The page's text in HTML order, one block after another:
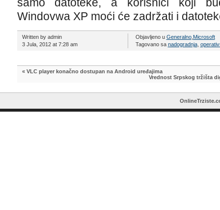
Windovwa XP moći će zadržati i
Written by admin
3 Jula, 2012 at 7:28 am
Objavljeno u Generalno, Microsoft
Tagovano sa nadogradnja,
« VLC player konačno dostupan na Android uređajima
Vrednost Srpskog tržišta